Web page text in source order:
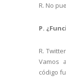
R. No
P.
R.
Vamos
código